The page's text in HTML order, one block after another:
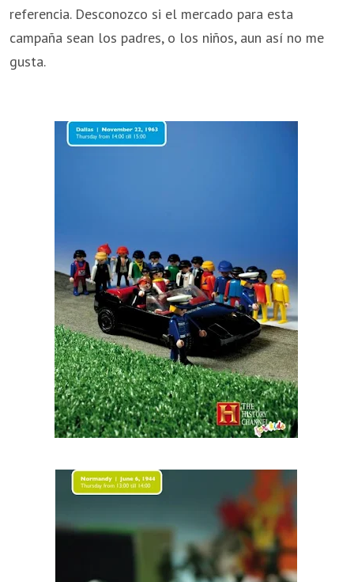
referencia. Desconozco si el mercado para esta
campaña sean los padres, o los niños, aun así no me
gusta.